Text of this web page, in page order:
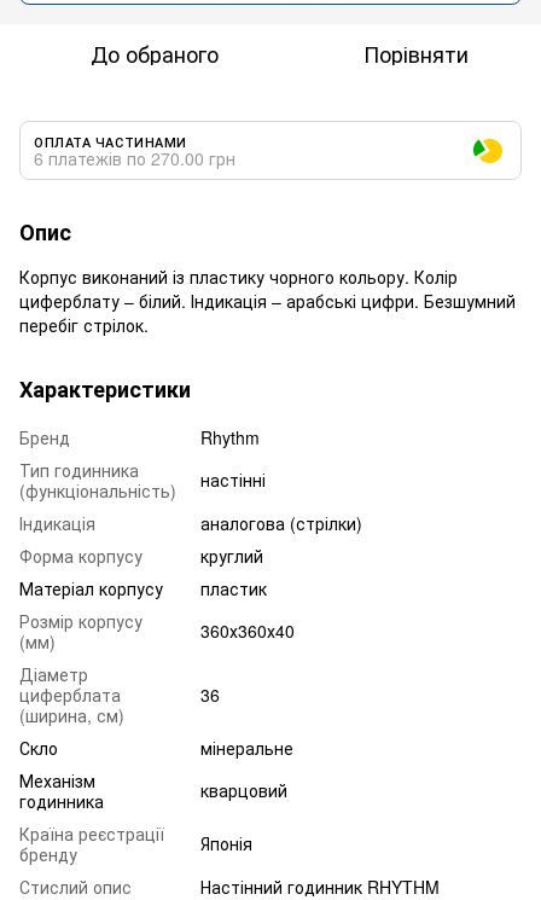
До обраного Порівняти
ОПЛАТА ЧАСТИНАМИ
6 платежів по 270.00 грн
Опис
Корпус виконаний із пластику чорного кольору. Колір
циферблату – білий. Індикація – арабські цифри. Безшумний
перебіг стрілок.
Характеристики
Бренд
Rhythm
Тип годинника
(функціональність)
настінні
Індикація
аналогова (стрілки)
Форма корпусу
круглий
Матеріал корпусу
пластик
Розмір корпусу
(мм)
360х360х40
Діаметр
циферблата
(ширина, см)
36
Скло
мінеральне
Механізм
годинника
кварцовий
Країна реєстрації
бренду
Японія
Стислий опис
Настінний годинник RHYTHM